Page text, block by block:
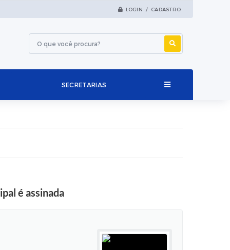
LOGIN / CADASTRO
SECRETARIAS
é assinada